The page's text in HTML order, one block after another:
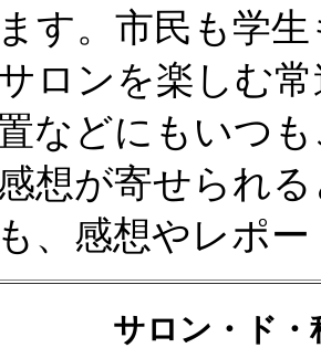
す。市民も学
ロンを楽しむ
などにもいつ
想が寄せられ
、感想やレポ
サロン・ド・